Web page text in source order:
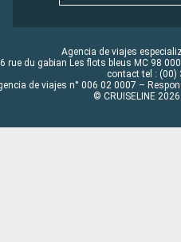
Agencia de viajes
rue du gabian Les flots bleus MC 98
contact tel : (00)
de viajes n° 006 02 0007 –
© CRUISELINE